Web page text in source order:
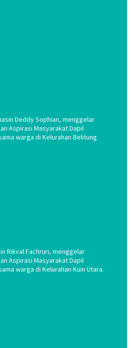
Deddy Sophian, menggelar
Aspirasi Masyarakat Dapil
warga di Kelurahan Belitung
Rikval Fachruri, menggelar
Aspirasi Masyarakat Dapil
warga di Kelurahan Kuin Utara.